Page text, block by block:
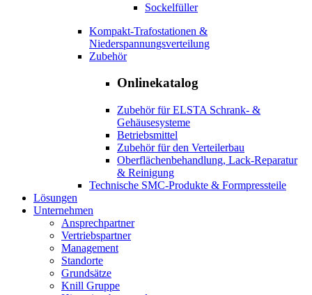
Sockelfüller
Kompakt-Trafostationen &
Niederspannungsverteilung
Zubehör
Onlinekatalog
Zubehör für ELSTA Schrank- &
Gehäusesysteme
Betriebsmittel
Zubehör für den Verteilerbau
Oberflächenbehandlung, Lack-Reparatur
& Reinigung
Technische SMC-Produkte & Formpressteile
Lösungen
Unternehmen
Ansprechpartner
Vertriebspartner
Management
Standorte
Grundsätze
Knill Gruppe